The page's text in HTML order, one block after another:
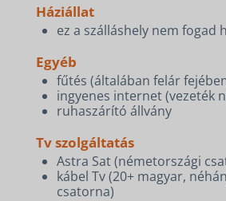
Háziállat
ez a szálláshely nem fogad
Egyéb
fűtés (általában felár
ingyenes internet (vezeték
ruhaszárító állvány
Tv szolgáltatás
Astra Sat (németországi
kábel Tv (20+ magyar,
csatorna)